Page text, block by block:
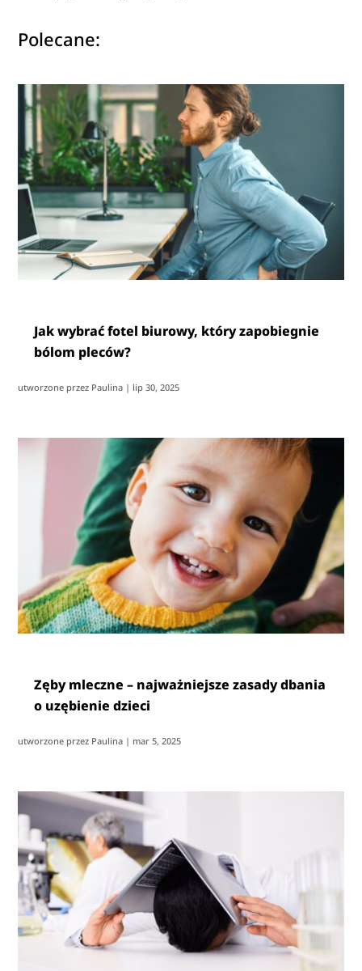
Polecane:
Jak wybrać fotel biurowy, który zapobiegnie
bólom pleców?
utworzone przez Paulina | lip 30, 2025
Zęby mleczne – najważniejsze zasady dbania
o uzębienie dzieci
utworzone przez Paulina | mar 5, 2025